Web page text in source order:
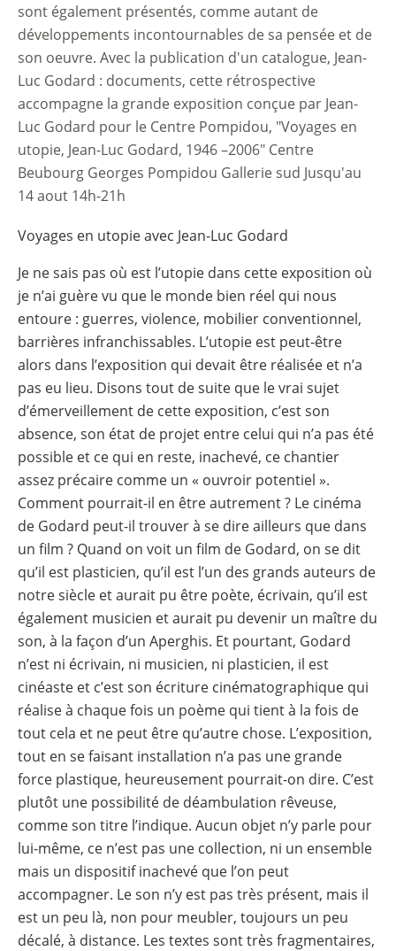
sont également présentés, comme autant de
développements incontournables de sa pensée et de
son oeuvre. Avec la publication d'un catalogue, Jean-
Luc Godard : documents, cette rétrospective
accompagne la grande exposition conçue par Jean-
Luc Godard pour le Centre Pompidou, "Voyages en
utopie, Jean-Luc Godard, 1946 –2006" Centre
Beubourg Georges Pompidou Gallerie sud Jusqu'au
14 aout 14h-21h
Voyages en utopie avec Jean-Luc Godard
Je ne sais pas où est l’utopie dans cette exposition où
je n’ai guère vu que le monde bien réel qui nous
entoure : guerres, violence, mobilier conventionnel,
barrières infranchissables. L’utopie est peut-être
alors dans l’exposition qui devait être réalisée et n’a
pas eu lieu. Disons tout de suite que le vrai sujet
d’émerveillement de cette exposition, c’est son
absence, son état de projet entre celui qui n’a pas été
possible et ce qui en reste, inachevé, ce chantier
assez précaire comme un « ouvroir potentiel ».
Comment pourrait-il en être autrement ? Le cinéma
de Godard peut-il trouver à se dire ailleurs que dans
un film ? Quand on voit un film de Godard, on se dit
qu’il est plasticien, qu’il est l’un des grands auteurs de
notre siècle et aurait pu être poète, écrivain, qu’il est
également musicien et aurait pu devenir un maître du
son, à la façon d’un Aperghis. Et pourtant, Godard
n’est ni écrivain, ni musicien, ni plasticien, il est
cinéaste et c’est son écriture cinématographique qui
réalise à chaque fois un poème qui tient à la fois de
tout cela et ne peut être qu’autre chose. L’exposition,
tout en se faisant installation n’a pas une grande
force plastique, heureusement pourrait-on dire. C’est
plutôt une possibilité de déambulation rêveuse,
comme son titre l’indique. Aucun objet n’y parle pour
lui-même, ce n’est pas une collection, ni un ensemble
mais un dispositif inachevé que l’on peut
accompagner. Le son n’y est pas très présent, mais il
est un peu là, non pour meubler, toujours un peu
décalé, à distance. Les textes sont très fragmentaires,